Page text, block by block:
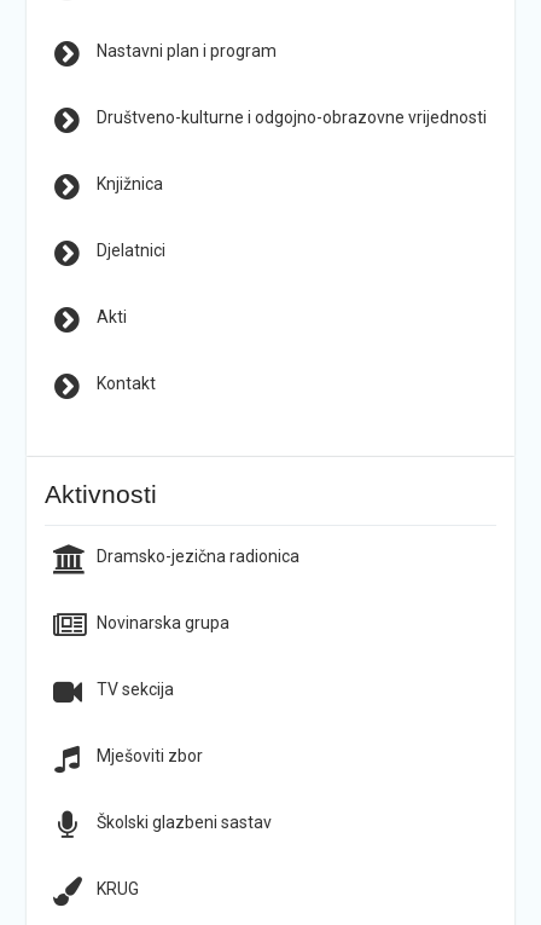
Nastavni plan i program
Društveno-kulturne i odgojno-obrazovne vrijednosti
Knjižnica
Djelatnici
Akti
Kontakt
Aktivnosti
Dramsko-jezična radionica
Novinarska grupa
TV sekcija
Mješoviti zbor
Školski glazbeni sastav
KRUG